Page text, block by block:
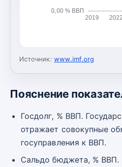
0,00 % ВВП
2019 2022
Источник: www.imf.org
Пояснение
Госдолг, % ВВП.
отражает совокупные
госуправления к ВВП.
Сальдо бюджета, %